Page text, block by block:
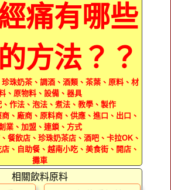
痛有哪些
方法？？
珠奶茶、調酒、酒類、茶葉、原料、材
、原物料、設備、器具
作法、泡法、煮法、教學、製作
、廠商、原料商、供應、進口、出口、
業、加盟、連鎖、方式
餐飲店、珍珠奶茶店、酒吧、卡拉OK、
、自助餐、越南小吃、美食街、開店、
攤車
相關飲料原料